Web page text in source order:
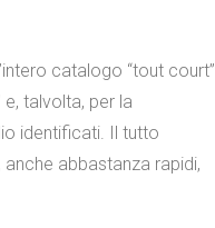
catalogo “tout court”
talvolta, per la
identificati. Il tutto
abbastanza rapidi,